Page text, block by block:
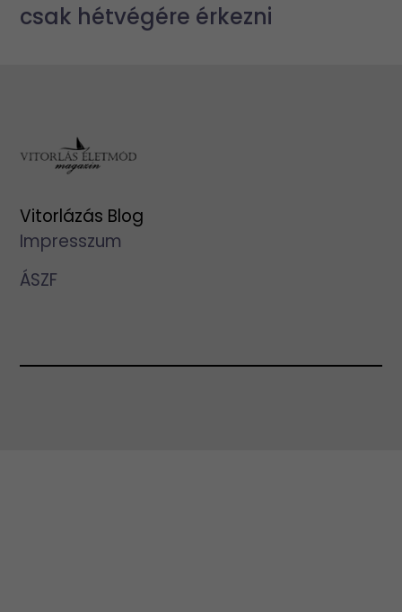
csak hétvégére érkezni
Vitorlázás Blog
Impresszum
ÁSZF